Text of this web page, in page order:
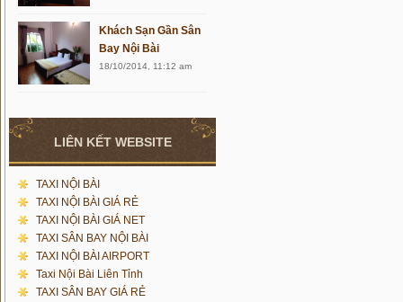
Khách Sạn Gần Sân
Bay Nội Bài
18/10/2014, 11:12 am
LIÊN KẾT WEBSITE
TAXI NỘI BÀI
TAXI NỘI BÀI GIÁ RẺ
TAXI NỘI BÀI GIÁ NET
TAXI SÂN BAY NỘI BÀI
TAXI NỘI BÀI AIRPORT
Taxi Nội Bài Liên Tỉnh
TAXI SÂN BAY GIÁ RẺ